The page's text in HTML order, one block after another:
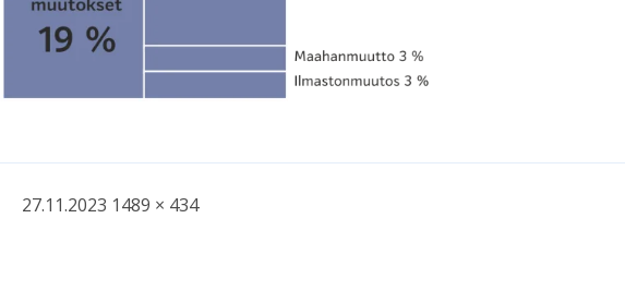
Kirjoitettu
27.11.2023 Täysikokoinen
1489 × 434